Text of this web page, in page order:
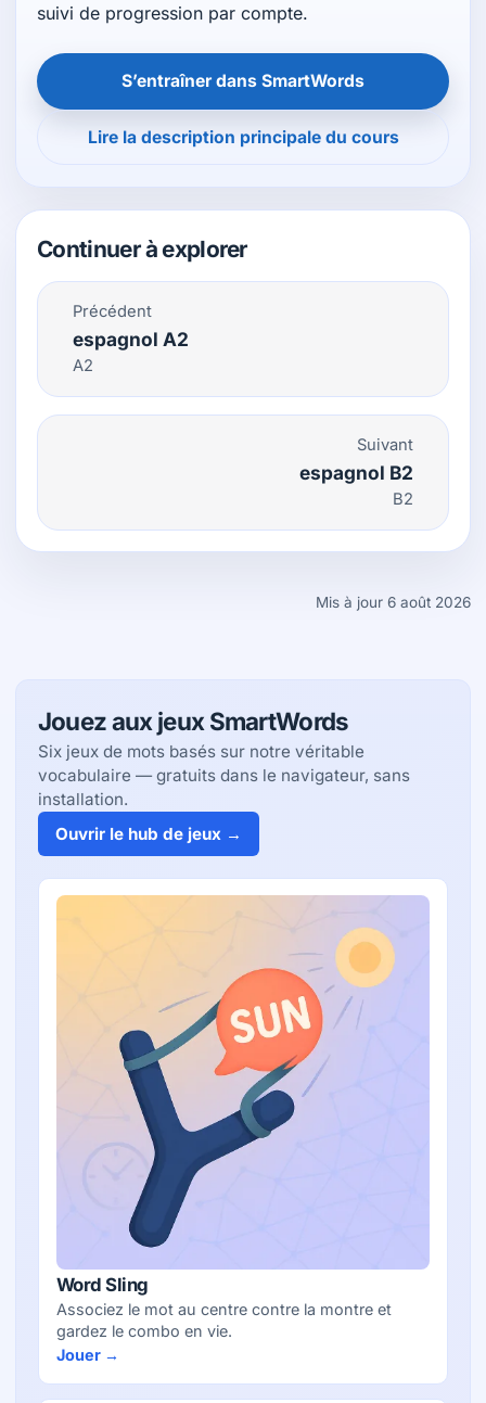
suivi de progression par compte.
S’entraîner dans SmartWords
Lire la description principale du cours
Continuer à explorer
Précédent
espagnol A2
A2
Suivant
espagnol B2
B2
Mis à jour 6 août 2026
Jouez aux jeux SmartWords
Six jeux de mots basés sur notre véritable
vocabulaire — gratuits dans le navigateur, sans
installation.
Ouvrir le hub de jeux →
Word Sling
Associez le mot au centre contre la montre et
gardez le combo en vie.
Jouer →